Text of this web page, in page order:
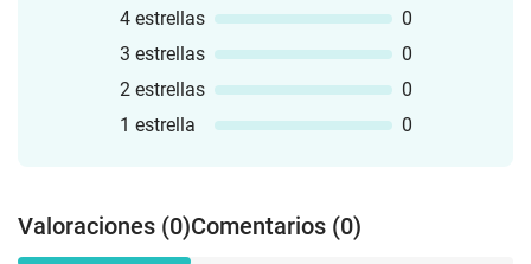
4 estrellas
0
3 estrellas
0
2 estrellas
0
1 estrella
0
Valoraciones (0)Comentarios (0)